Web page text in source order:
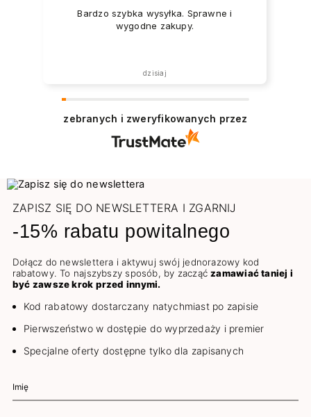
Bardzo szybka wysyłka. Sprawne i
wygodne zakupy.
dzisiaj
zebranych i zweryfikowanych przez
ZAPISZ SIĘ DO NEWSLETTERA I ZGARNIJ
-15% rabatu powitalnego
Dołącz do newslettera i aktywuj swój jednorazowy kod
rabatowy. To najszybszy sposób, by zacząćzamawiać taniej i
być zawsze krok przed innymi.
Kod rabatowy dostarczany natychmiast po zapisie
Pierwszeństwo w dostępie do wyprzedaży i premier
Specjalne oferty dostępne tylko dla zapisanych